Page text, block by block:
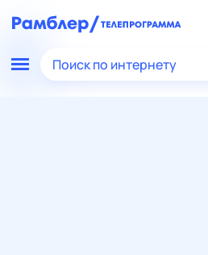
Поиск по интернету